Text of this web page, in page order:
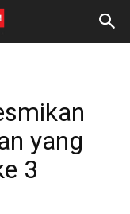
yang
3